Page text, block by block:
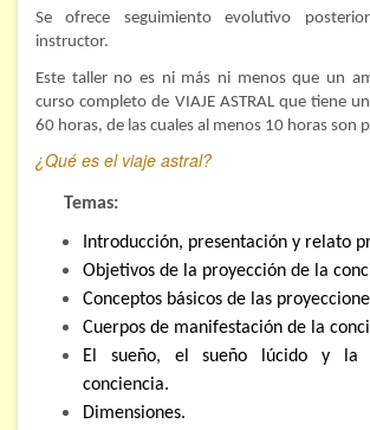
Hipnosis proyectiva
Hipnosis regresiva
Bioenergía. Sanación energética
DESCARGAS
Se ofrece seguimiento evolutivo
instructor.
Este taller no es ni más ni menos que un
curso completo de VIAJE ASTRAL que tiene
60 horas, de las cuales al menos 10 horas son
¿Qué es el viaje astral?
Temas:
Introducción, presentación y relato
Objetivos de la proyección de la
Conceptos básicos de las
Cuerpos de manifestación de la
El sueño, el sueño lúcido y la
conciencia.
Dimensiones.